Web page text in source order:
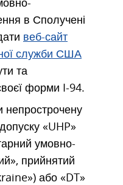
в Сполучені
веб-сайт
служби США
та
форми I-94.
непрострочену
«UHP»
умовно-
прийнятий
або «DT»